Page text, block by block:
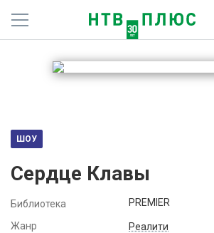
Телеканалы
Спутниковым абонентам
ШОУ
Сердце Клавы
Библиотека PREMIER
Жанр
Реалити